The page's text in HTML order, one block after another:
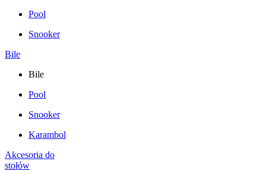
Pool
Snooker
Bile
Bile
Pool
Snooker
Karambol
Akcesoria do
stołów